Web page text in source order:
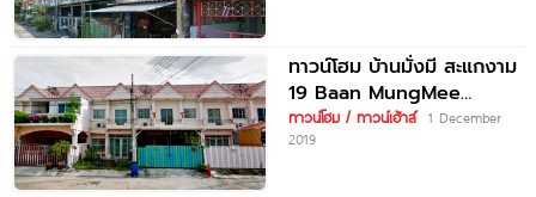
ทาวน์โฮม บ้านมั่งมี สะแกงาม
19 Baan MungMee
Sakhaengam 19
ทาวน์โฮม / ทาวน์เฮ้าส์ 1 December
2019